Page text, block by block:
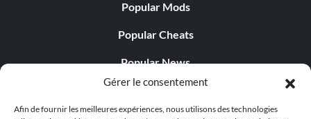
Gérer le consentement
Afin de fournir les meilleures expériences, nous utilisons des technologies
Popular Mods
Popular Cheats
Popular News
Popular Editorials